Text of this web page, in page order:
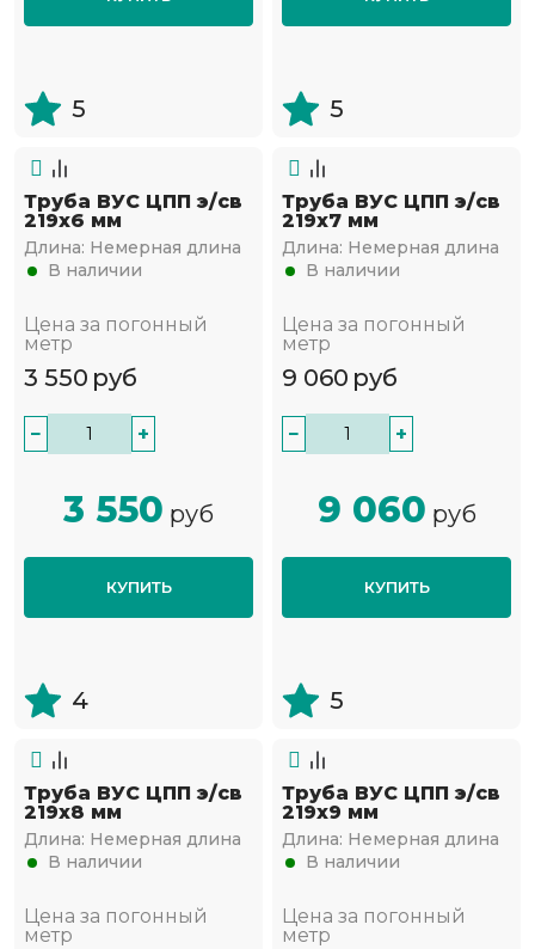
5 5
Труба ВУС ЦПП э/св
219х6 мм
Длина: Немерная длина
В наличии
Цена за погонный
метр
3 550 руб
− +
3 550 руб
КУПИТЬ
4
Труба ВУС ЦПП э/св
219х7 мм
Длина: Немерная длина
В наличии
Цена за погонный
метр
9 060 руб
− +
9 060 руб
КУПИТЬ
5
Труба ВУС ЦПП э/св
219х8 мм
Длина: Немерная длина
В наличии
Цена за погонный
метр
Труба ВУС ЦПП э/св
219х9 мм
Длина: Немерная длина
В наличии
Цена за погонный
метр